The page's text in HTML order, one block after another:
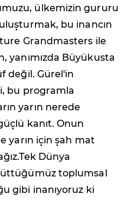
ülkemizin gururu
bu inancın
Grandmasters ile
yanımızda Büyükusta
değil. Gürel'in
bu programla
yarın nerede
kanıt. Onun
yarın için şah mat
Dünya
toplumsal
gibi inanıyoruz ki